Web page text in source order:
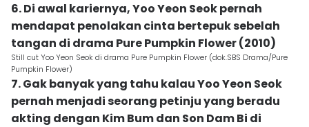
6. Di awal kariernya, Yoo Yeon Seok pernah
mendapat penolakan cinta bertepuk sebelah
tangan di drama Pure Pumpkin Flower (2010)
Still cut Yoo Yeon Seok di drama Pure Pumpkin Flower (dok.SBS Drama/Pure
Pumpkin Flower)
7. Gak banyak yang tahu kalau Yoo Yeon Seok
pernah menjadi seorang petinju yang beradu
akting dengan Kim Bum dan Son Dam Bi di